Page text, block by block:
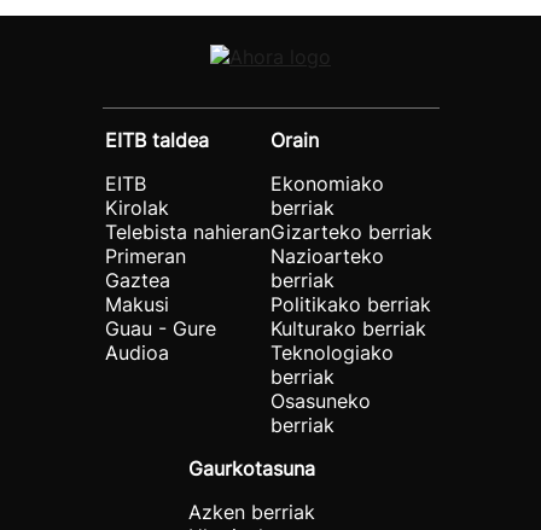
EITB taldea
EITB
Kirolak
Telebista nahieran
Primeran
Gaztea
Makusi
Guau - Gure
Audioa
Orain
Ekonomiako
berriak
Gizarteko berriak
Nazioarteko
berriak
Politikako berriak
Kulturako berriak
Teknologiako
berriak
Osasuneko
berriak
Gaurkotasuna
Azken berriak